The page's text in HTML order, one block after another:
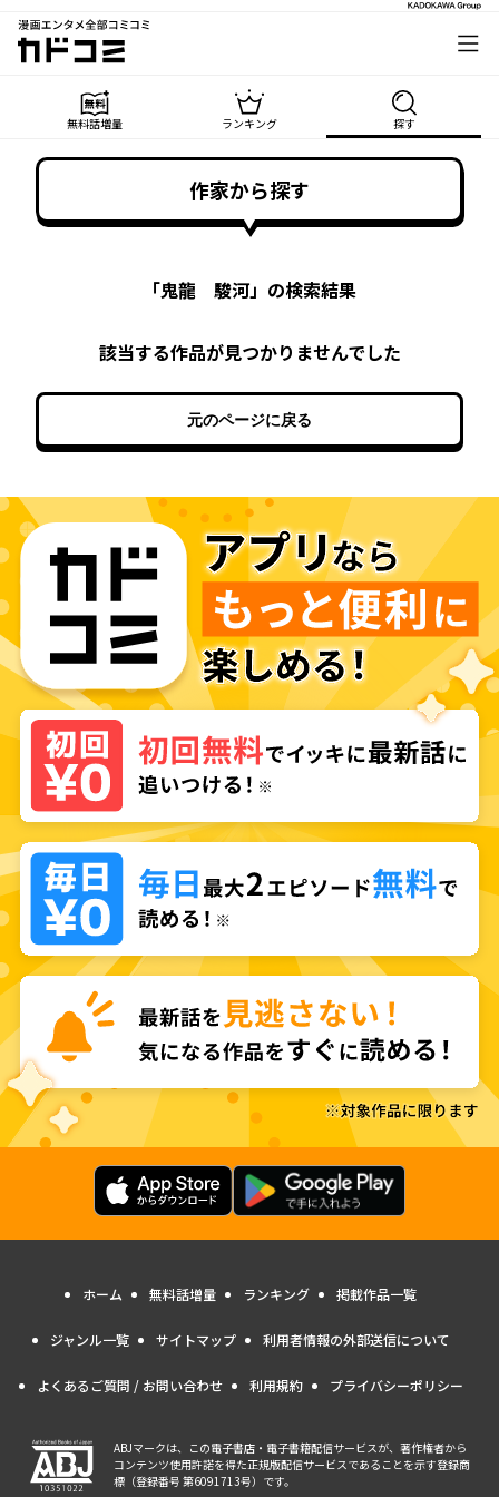
漫画エンタメ全部コミコミ
カドコミ
無料話増量 ランキング 探す
作家から探す
「鬼龍 駿河」の検索結果
該当する作品が見つかりませんでした
元のページに戻る
ホーム 無料話増量 ランキング 掲載作品一覧
ジャンル一覧 サイトマップ 利用者情報の外部送信について
よくあるご質問 / お問い合わせ 利用規約 プライバシーポリシー
ABJマークは、この電子書店・電子書籍配信サービスが、著作権者から
コンテンツ使用許諾を得た正規版配信サービスであることを示す登録商
標（登録番号 第6091713号）です。